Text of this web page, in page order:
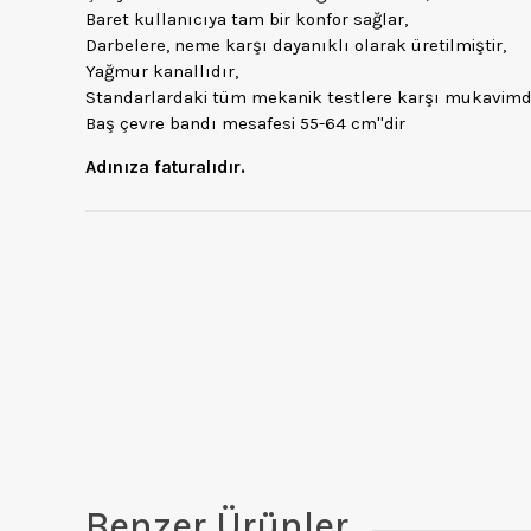
Baret kullanıcıya tam bir konfor sağlar,
Darbelere, neme karşı dayanıklı olarak üretilmiştir,
Yağmur kanallıdır,
Standarlardaki tüm mekanik testlere karşı
Baş çevre bandı mesafesi 55-64 cm''dir
Adınıza faturalıdır.